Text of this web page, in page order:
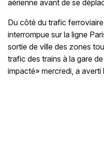
aérienne avant de se
Du côté du trafic
interrompue sur la ligne
sortie de ville des zones
trafic des trains à la gare
impacté» mercredi, a averti